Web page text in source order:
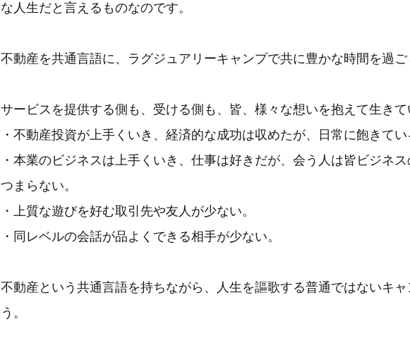
な人生だと言えるものなのです。
不動産を共通言語に、ラグジュアリーキャンプで共に豊かな時間を過ご
サービスを提供する側も、受ける側も、皆、様々な想いを抱えて生きて
・不動産投資が上手くいき、経済的な成功は収めたが、日常に飽きてい
・本業のビジネスは上手くいき、仕事は好きだが、会う人は皆ビジネ
つまらない。
・上質な遊びを好む取引先や友人が少ない。
・同レベルの会話が品よくできる相手が少ない。
不動産という共通言語を持ちながら、人生を謳歌する普通ではないキャ
う。